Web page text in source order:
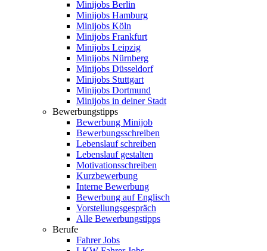
Minijobs Berlin
Minijobs Hamburg
Minijobs Köln
Minijobs Frankfurt
Minijobs Leipzig
Minijobs Nürnberg
Minijobs Düsseldorf
Minijobs Stuttgart
Minijobs Dortmund
Minijobs in deiner Stadt
Bewerbungstipps
Bewerbung Minijob
Bewerbungsschreiben
Lebenslauf schreiben
Lebenslauf gestalten
Motivationsschreiben
Kurzbewerbung
Interne Bewerbung
Bewerbung auf Englisch
Vorstellungsgespräch
Alle Bewerbungstipps
Berufe
Fahrer Jobs